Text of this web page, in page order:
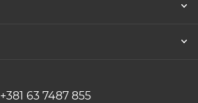
+381 63 7487 855